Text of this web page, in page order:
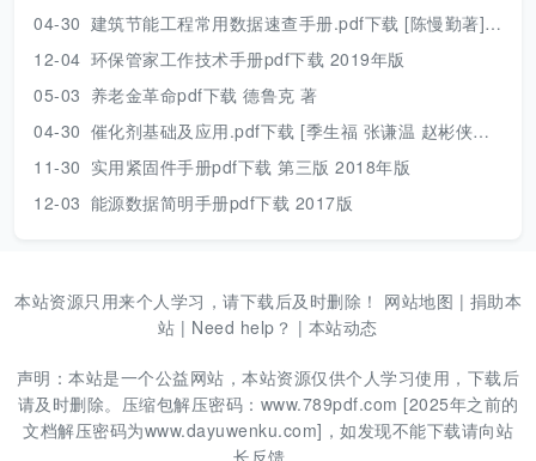
04-30 建筑节能工程常用数据速查手册.pdf下载 [陈慢勤著] 2010年版
12-04 环保管家工作技术手册pdf下载 2019年版
05-03 养老金革命pdf下载 德鲁克 著
04-30 催化剂基础及应用.pdf下载 [季生福 张谦温 赵彬侠编] 2011年版
11-30 实用紧固件手册pdf下载 第三版 2018年版
12-03 能源数据简明手册pdf下载 2017版
本站资源只用来个人学习，请下载后及时删除！ 网站地图 | 捐助本
站 | Need help？ | 本站动态
声明：本站是一个公益网站，本站资源仅供个人学习使用，下载后
请及时删除。压缩包解压密码：www.789pdf.com [2025年之前的
文档解压密码为www.dayuwenku.com]，如发现不能下载请向站
长反馈。